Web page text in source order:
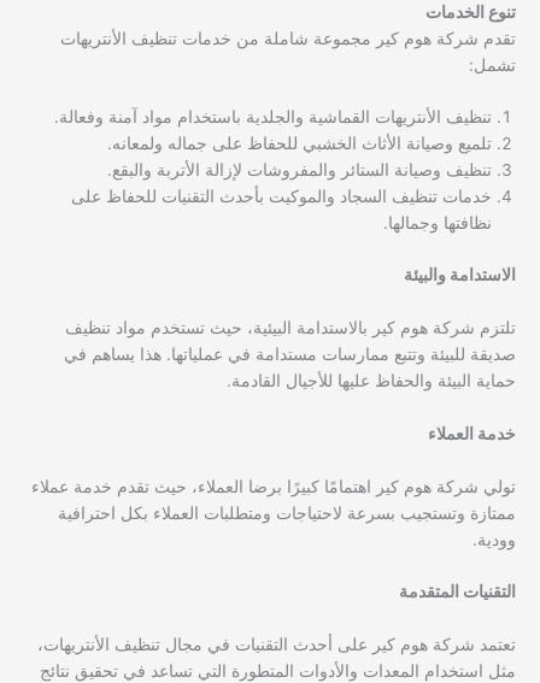
تنوع الخدمات
تقدم شركة هوم كير مجموعة شاملة من خدمات تنظيف الأنتريهات
تشمل:
تنظيف الأنتريهات القماشية والجلدية باستخدام مواد آمنة وفعالة.
تلميع وصيانة الأثاث الخشبي للحفاظ على جماله ولمعانه.
تنظيف وصيانة الستائر والمفروشات لإزالة الأتربة والبقع.
خدمات تنظيف السجاد والموكيت بأحدث التقنيات للحفاظ على
نظافتها وجمالها.
الاستدامة والبيئة
تلتزم شركة هوم كير بالاستدامة البيئية، حيث تستخدم مواد تنظيف
صديقة للبيئة وتتبع ممارسات مستدامة في عملياتها. هذا يساهم في
حماية البيئة والحفاظ عليها للأجيال القادمة.
خدمة العملاء
تولي شركة هوم كير اهتمامًا كبيرًا برضا العملاء، حيث تقدم خدمة عملاء
ممتازة وتستجيب بسرعة لاحتياجات ومتطلبات العملاء بكل احترافية
وودية.
التقنيات المتقدمة
تعتمد شركة هوم كير على أحدث التقنيات في مجال تنظيف الأنتريهات،
مثل استخدام المعدات والأدوات المتطورة التي تساعد في تحقيق نتائج